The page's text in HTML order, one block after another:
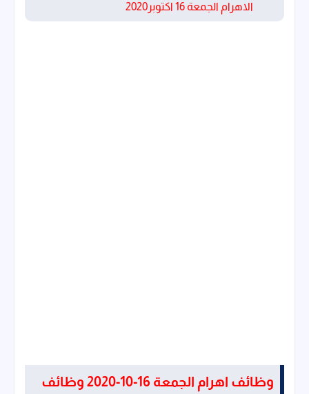
الاهرام الجمعة 16 اكتوبر2020
وظائف اهرام الجمعة 16-10-2020 وظائف